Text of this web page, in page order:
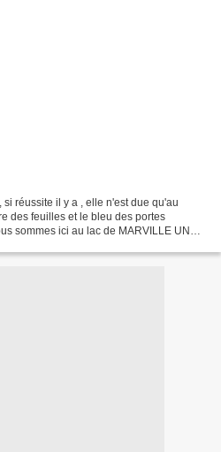
réussite il y a , elle n'est due qu'au
des feuilles et le bleu des portes
sommes ici au lac de MARVILLE UN